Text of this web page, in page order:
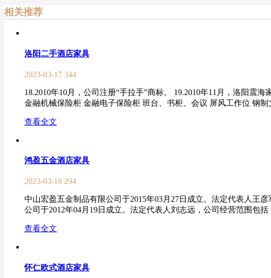
相关推荐
洛阳二手酒店家具
2023-03-17 344
18.2010年10月，公司注册“手拉手”商标。 19.2010年11月，洛阳震
金融机械保险柜 金融电子保险柜 班台、书柜、会议 屏风工作位 钢制
查看全文
鸿盈五金酒店家具
2023-03-18 294
中山宏盈五金制品有限公司于2015年03月27日成立。法定代表人王
公司于2012年04月19日成立。法定代表人刘志远，公司经营范围包
查看全文
怀仁欧式酒店家具